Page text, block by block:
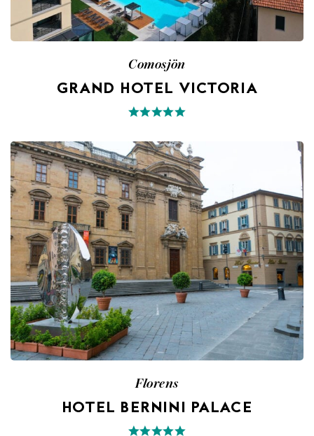
Comosjön
GRAND HOTEL VICTORIA
Florens
HOTEL BERNINI PALACE